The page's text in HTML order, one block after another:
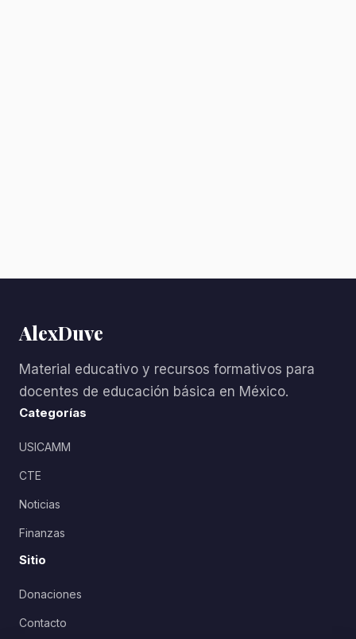
AlexDuve
Material educativo y recursos formativos para
docentes de educación básica en México.
Categorías
USICAMM
CTE
Noticias
Finanzas
Sitio
Donaciones
Contacto